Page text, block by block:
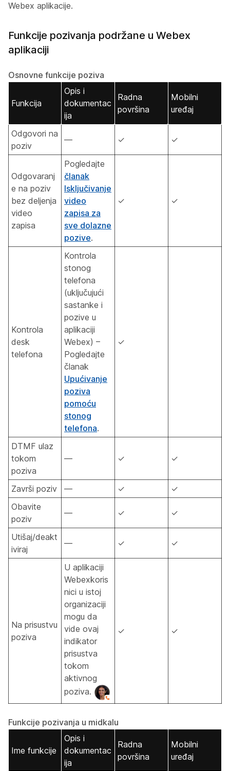
Webex aplikacije.
Funkcije pozivanja podržane u Webex
aplikaciji
Osnovne funkcije poziva
Funkcija
Opis i
dokumentac
ija
Radna
površina
Mobilni
uređaj
Odgovori na
poziv
— ✓ ✓
Odgovaranj
e na poziv
bez deljenja
video
zapisa
Pogledajte
članak
Isključivanje
video
zapisa za
sve dolazne
pozive.
✓ ✓
Kontrola
desk
telefona
Kontrola
stonog
telefona
(uključujući
sastanke i
pozive u
aplikaciji
Webex) –
Pogledajte
članak
Upućivanje
poziva
pomoću
stonog
telefona.
✓
DTMF ulaz
tokom
poziva
— ✓ ✓
Završi poziv — ✓
✓
Obavite
poziv
— ✓ ✓
Utišaj/deakt
iviraj
— ✓ ✓
Na prisustvu
poziva
U aplikaciji
Webexkoris
nici u istoj
organizaciji
mogu da
vide ovaj
indikator
prisustva
tokom
aktivnog
poziva.
✓ ✓
Funkcije pozivanja u midkalu
Ime funkcije
Opis i
dokumentac
ija
Radna
površina
Mobilni
uređaj